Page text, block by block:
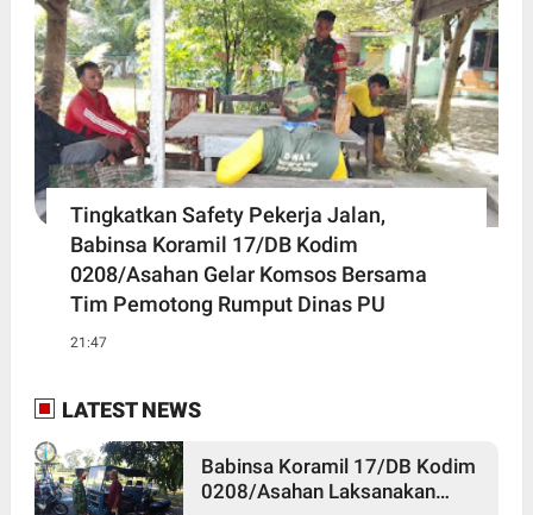
Tingkatkan Safety Pekerja Jalan,
Babinsa Koramil 17/DB Kodim
0208/Asahan Gelar Komsos Bersama
Tim Pemotong Rumput Dinas PU
21:47
LATEST NEWS
Babinsa Koramil 17/DB Kodim
0208/Asahan Laksanakan